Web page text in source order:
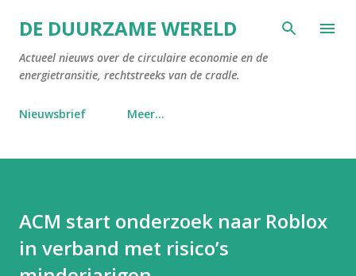
Doorgaan naar hoofdcontent
DE DUURZAME WERELD
Actueel nieuws over de circulaire economie en de
energietransitie, rechtstreeks van de cradle.
Nieuwsbrief Meer…
ACM start onderzoek naar Roblox
in verband met risico’s